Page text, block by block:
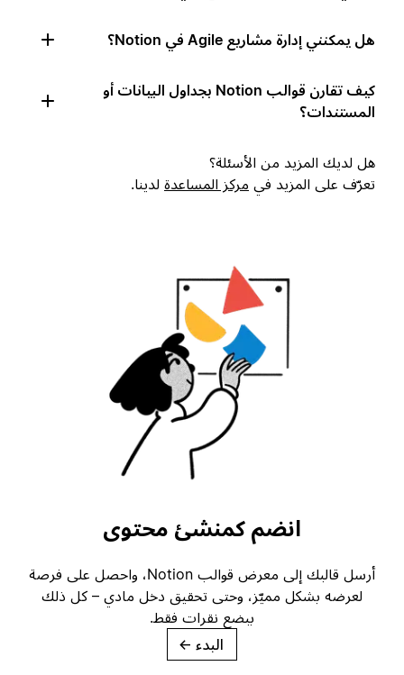
هل يمكنني إدارة مشاريع Agile في Notion؟
كيف تقارن قوالب Notion بجداول البيانات أو
المستندات؟
هل لديك المزيد من الأسئلة؟
تعرّف على المزيد في مركز المساعدة لدينا.
انضم كمنشئ محتوى
أرسل قالبك إلى معرض قوالب Notion، واحصل على فرصة
لعرضه بشكل مميّز، وحتى تحقيق دخل مادي – كل ذلك
ببضع نقرات فقط.
البدء →